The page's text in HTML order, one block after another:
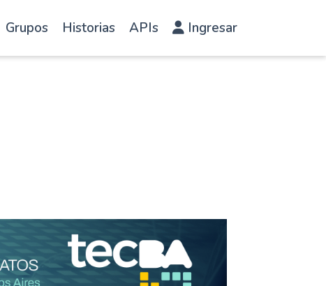
Grupos Historias APIs Ingresar